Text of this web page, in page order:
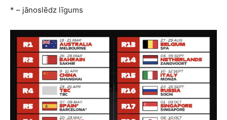
* – jānoslēdz līgums